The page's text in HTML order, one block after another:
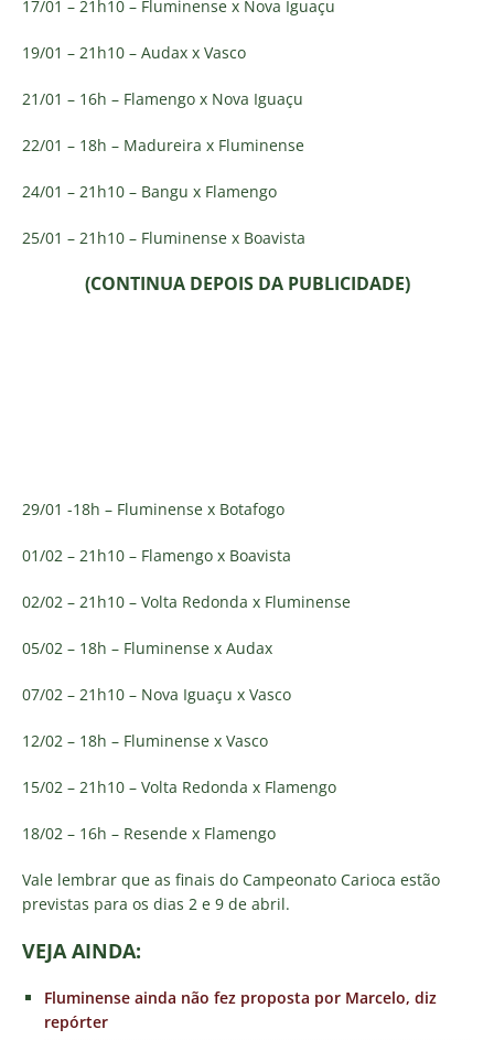
​17/01 – 21h10 – Fluminense x Nova Iguaçu
19/01 – 21h10 – Audax x Vasco
​21/01 – 16h – Flamengo x Nova Iguaçu
22/01 – 18h – Madureira x Fluminense
​24/01 – 21h10 – Bangu x Flamengo
​25/01 – 21h10 – Fluminense x Boavista
(CONTINUA DEPOIS DA PUBLICIDADE)
29/01 -18h – Fluminense x Botafogo
​01/02 – 21h10 – Flamengo x Boavista
​02/02 – 21h10 – Volta Redonda x Fluminense
05/02 – 18h – Fluminense x Audax
07/02 – 21h10 – Nova Iguaçu x Vasco
​12/02 – 18h – Fluminense x Vasco
15/02 – 21h10 – Volta Redonda x Flamengo
​18/02 – 16h – Resende x Flamengo
Vale lembrar que as finais do Campeonato Carioca estão
previstas para os dias 2 e 9 de abril.
VEJA AINDA:
Fluminense ainda não fez proposta por Marcelo, diz
repórter